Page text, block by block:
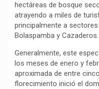
hectáreas de bosque
atrayendo a miles de
principalmente a
Bolaspamba y Cazaderos.
Generalmente, este
los meses de enero y
aproximada de entre
florecimiento inició el